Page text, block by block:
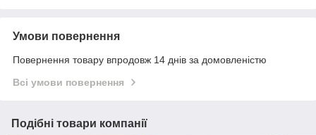
Умови повернення
Повернення товару впродовж 14 днів за домовленістю
Всі умови повернення
Подібні товари компанії